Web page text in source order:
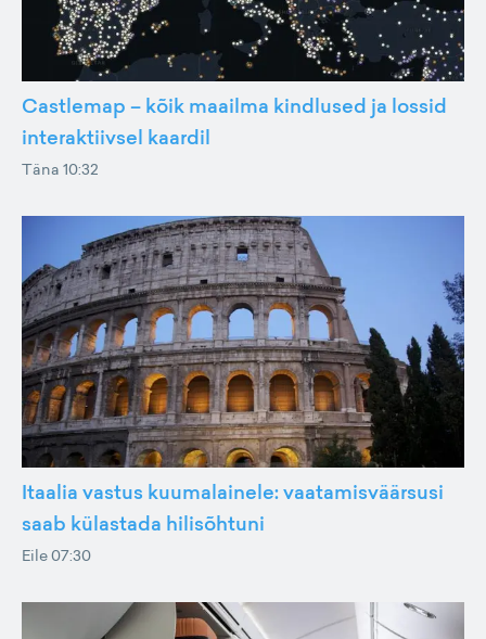
Castlemap – kõik maailma kindlused ja lossid
interaktiivsel kaardil
Täna 10:32
Itaalia vastus kuumalainele: vaatamisväärsusi
saab külastada hilisõhtuni
Eile 07:30